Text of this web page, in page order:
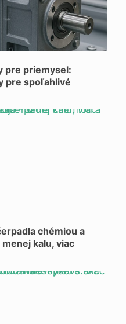
pre priemysel:
pre spoľahlivé
chémiou a
kalu, viac